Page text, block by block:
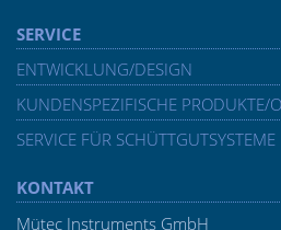
SERVICE
ENTWICKLUNG/DESIGN
KUNDENSPEZIFISCHE PRODUKTE/
SERVICE FÜR SCHÜTTGUTSYSTEME
KONTAKT
Mütec Instruments GmbH